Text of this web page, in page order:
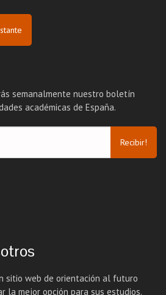
semanalmente nuestro boletín
académicas de España.
Recibir!
sitio web de orientación al futuro
la mejor opción para sus estudios.